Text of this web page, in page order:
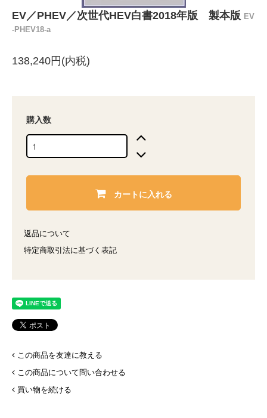
EV／PHEV／次世代HEV白書2018年版 製本版 EV
-PHEV18-a
138,240円(内税)
購入数
カートに入れる
返品について
特定商取引法に基づく表記
この商品を友達に教える
この商品について問い合わせる
買い物を続ける